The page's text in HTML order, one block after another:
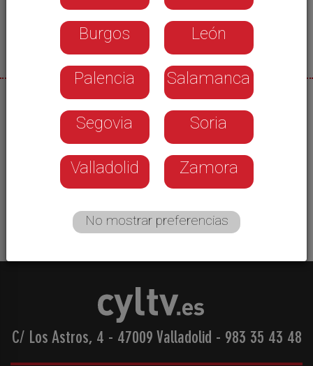
23/11/2025
El 26 de noviembre de 1504 moría la reina Isabel
I de Castilla –Isabel la Católica- en Medina del
Campo. Con motivo de este aniversario, la Orden
de la Jarra y el Grifo ha recreado, una vez más,
C/ Los Astros, 4 - 47009 Valladolid - 983 35 43 48
Burgos León
Palencia Salamanca
Segovia Soria
Valladolid Zamora
No mostrar preferencias